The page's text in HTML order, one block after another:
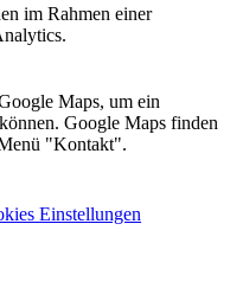
im Rahmen einer
Maps, um ein
Google Maps finden
"Kontakt".
Einstellungen